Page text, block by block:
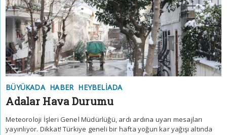
BÜYÜKADA HABER HEYBELIADA
Adalar Hava Durumu
Meteoroloji İşleri Genel Müdürlüğü, ardı ardına uyarı mesajları
yayınlıyor. Dikkat! Türkiye geneli bir hafta yoğun kar yağışı altında